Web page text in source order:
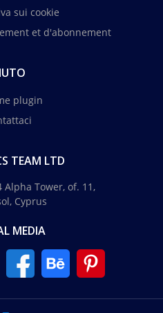
sui cookie
et d'abonnement
plugin
TEAM LTD
Alpha Tower, of. 11,
Cyprus
MEDIA